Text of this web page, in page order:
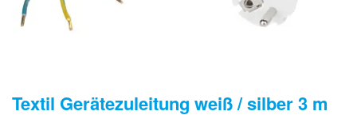
Textil Gerätezuleitung weiß / silber 3 m